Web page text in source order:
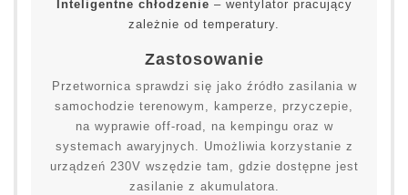
Inteligentne chłodzenie – wentylator pracujący
zależnie od temperatury.
Zastosowanie
Przetwornica sprawdzi się jako źródło zasilania w
samochodzie terenowym, kamperze, przyczepie,
na wyprawie off-road, na kempingu oraz w
systemach awaryjnych. Umożliwia korzystanie z
urządzeń 230V wszędzie tam, gdzie dostępne jest
zasilanie z akumulatora.